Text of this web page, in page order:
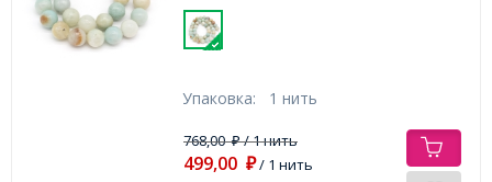
Упаковка: 1 нить
768,00₽/ 1 нить
499,00 ₽/ 1 нить